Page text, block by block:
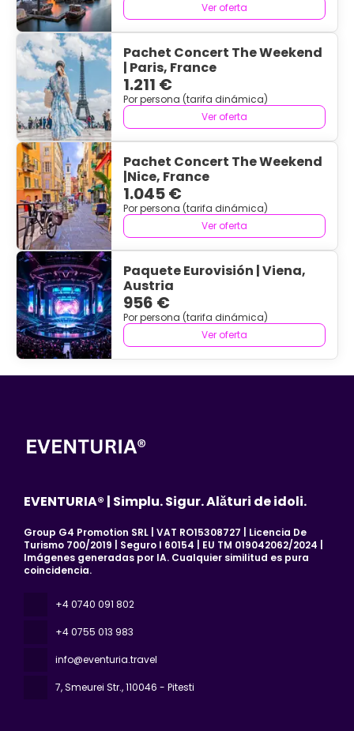
Ver oferta
Pachet Concert The Weekend
| Paris, France
1.211 €
Por persona (tarifa dinámica)
Ver oferta
Pachet Concert The Weekend
|Nice, France
1.045 €
Por persona (tarifa dinámica)
Ver oferta
Paquete Eurovisión | Viena,
Austria
956 €
Por persona (tarifa dinámica)
Ver oferta
EVENTURIA® | Simplu. Sigur. Alături de idoli.
Group G4 Promotion SRL | VAT RO15308727 | Licencia De
Turismo 700/2019 | Seguro I 60154 | EU TM 019042062/2024 |
Imágenes generadas por IA. Cualquier similitud es pura
coincidencia.
+4 0740 091 802
+4 0755 013 983
info@eventuria.travel
7, Smeurei Str., 110046 - Pitesti